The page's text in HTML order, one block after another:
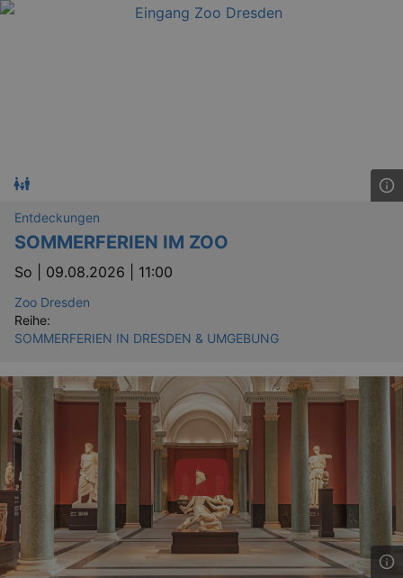
Entdeckungen
SOMMERFERIEN IM ZOO
So | 09.08.2026 | 11:00
Zoo Dresden
Reihe:
SOMMERFERIEN IN DRESDEN & UMGEBUNG
_gid
Google LLC
.kulturkalender-